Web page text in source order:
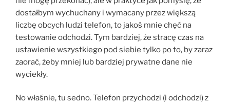
dostałbym wychuchany i wymacany przez większą
liczbę obcych ludzi telefon, to jakoś mnie chęć na
testowanie odchodzi. Tym bardziej, że stracę czas na
ustawienie wszystkiego pod siebie tylko po to, by zaraz
zaorać, żeby mniej lub bardziej prywatne dane nie
wyciekły.
No właśnie, tu sedno. Telefon przychodzi (i odchodzi) z